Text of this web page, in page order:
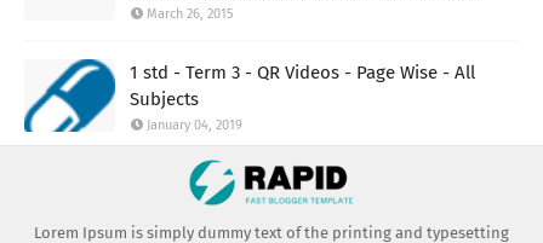
March 26, 2015
1 std - Term 3 - QR Videos - Page Wise - All
Subjects
January 04, 2019
Lorem Ipsum is simply dummy text of the printing and typesetting